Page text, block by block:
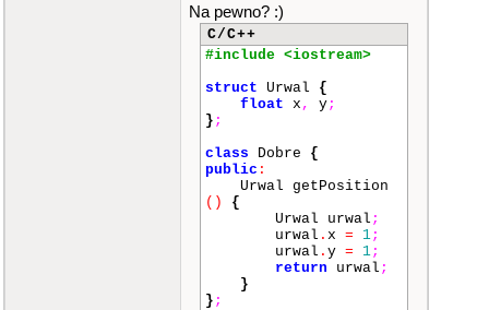
Na pewno? :)
C/C++
#include <iostream>
struct Urwal {
float x , y;
} ;
class Dobre {
public :
Urwal getPosition
()
{
Urwal urwal ;
urwal . x = 1;
urwal . y = 1;
return urwal ;
}
} ;